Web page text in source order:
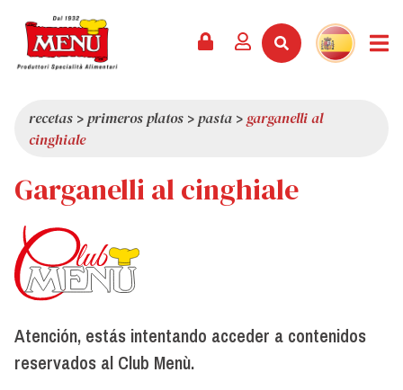
CATÁLOGO
SERVICIOS
ÚLTIMAS NOVEDADES
PREMIOS
RESEÑA DE LA PRENSA
QUIÉNES SOMOS
CALIDAD
VALORES
CURIOSIDADES
SHOWROOM
TRABAJA CON NOSOTROS
recetas >primeros platos >pasta >garganelli al
cinghiale
Garganelli al cinghiale
Atención, estás intentando acceder a contenidos
reservados al Club Menù.